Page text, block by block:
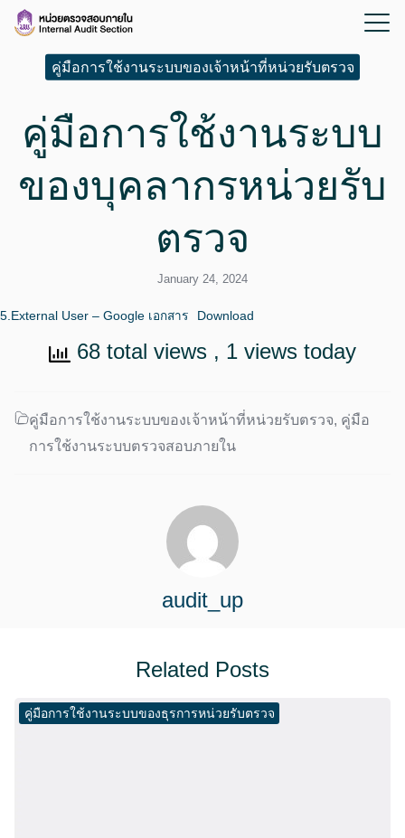
คู่มือการใช้งานระบบของเจ้าหน้าที่หน่วยรับตรวจ
คู่มือการใช้งานระบบ
ของบุคลากรหน่วยรับ
ตรวจ
January 24, 2024
5.External User – Google เอกสาร Download
68 total views , 1 views today
คู่มือการใช้งานระบบของเจ้าหน้าที่หน่วยรับตรวจ, คู่มือ
การใช้งานระบบตรวจสอบภายใน
audit_up
Related Posts
คู่มือการใช้งานระบบของธุรการหน่วยรับตรวจ